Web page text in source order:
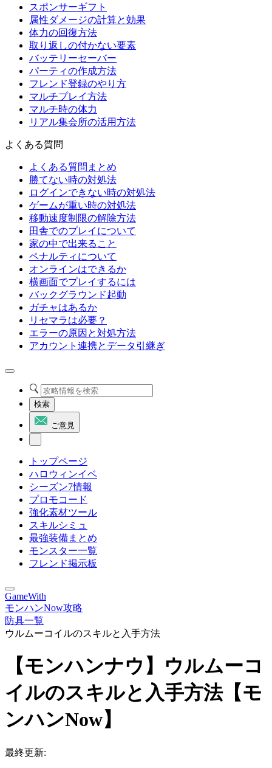
スポンサーギフト
属性ダメージの計算と効果
体力の回復方法
取り返しの付かない要素
バッテリーセーバー
パーティの作成方法
フレンド登録のやり方
マルチプレイ方法
マルチ時の体力
リアル集会所の活用方法
よくある質問
よくある質問まとめ
勝てない時の対処法
ログインできない時の対処法
ゲームが重い時の対処法
移動速度制限の解除方法
田舎でのプレイについて
家の中で出来ること
ペナルティについて
オンラインはできるか
横画面でプレイするには
バックグラウンド起動
ガチャはあるか
リセマラは必要？
エラーの原因と対処方法
アカウント連携とデータ引継ぎ
検索
ご意見
トップページ
ハロウィンイベ
シーズン7情報
プロモコード
強化素材ツール
スキルシミュ
最強装備まとめ
モンスター一覧
フレンド掲示板
GameWith
モンハンNow攻略
防具一覧
ウルムーコイルのスキルと入手方法
【モンハンナウ】ウルムーコ
イルのスキルと入手方法【モ
ンハンNow】
最終更新: